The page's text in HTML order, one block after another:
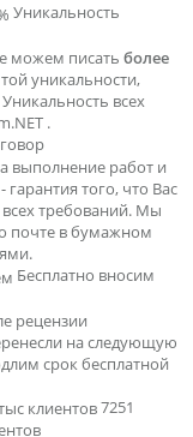
Уникальность
можем писать более
уникальности,
Уникальность всех
.
выполнение работ и
того, что Вас
требований. Мы
почте в бумажном
Бесплатно вносим
рецензии
на следующую
срок бесплатной
7251